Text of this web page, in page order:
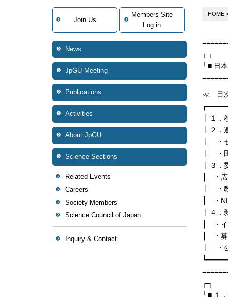
Join Us
Members Site
Log in
News
JpGU Meeting
Publications
Activities
About JpGU
Science Sections
Related Events
Careers
Society Members
Science Council of Japan
Inquiry & Contact
HOME
┌┐
└■ 日
≪ 目
┃１．
┃２．
┃ ・
┃ ・
┃３．
┃ ・
┃ ・
┃ ・
┃４．
┃ ・
┃ ・
┃ ・
┌┐
└■ １